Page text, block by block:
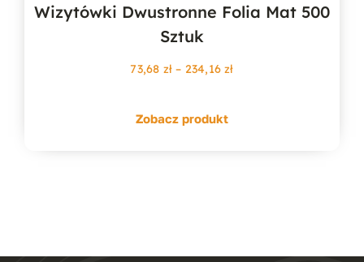
Wizytówki Dwustronne Folia Mat 500
Sztuk
73,68 zł – 234,16złZakres
Zobacz produkt